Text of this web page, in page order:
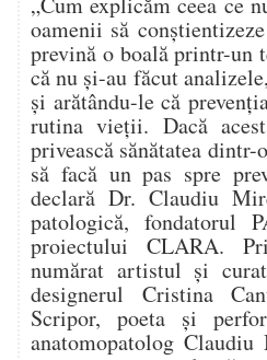
oamenii să
prevină o boală printr-un
că nu și-au făcut
și arătându-le că
rutina vieții. Dacă
privească sănătatea
să facă un pas spre
declară Dr. Claudiu
patologică, fondatorul
proiectului CLARA.
numărat artistul și
designerul Cristina
Scripor, poeta și
anatomopatolog